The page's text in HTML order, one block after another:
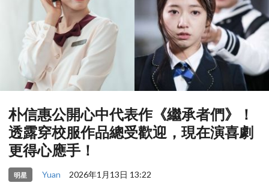
朴信惠公開心中代表作《繼承者們》！
透露穿校服作品總受歡迎，現在演喜劇
更得心應手！
明星 Yuan 2026年1月13日 13:22